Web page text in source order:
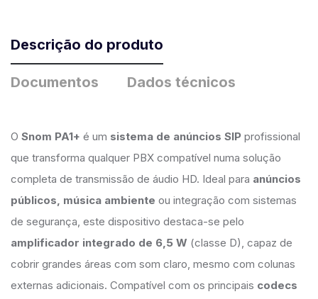
Descrição do produto
Documentos Dados técnicos
O Snom PA1+ é um sistema de anúncios SIP profissional
que transforma qualquer PBX compatível numa solução
completa de transmissão de áudio HD. Ideal para anúncios
públicos, música ambiente ou integração com sistemas
de segurança, este dispositivo destaca-se pelo
amplificador integrado de 6,5 W (classe D), capaz de
cobrir grandes áreas com som claro, mesmo com colunas
externas adicionais. Compatível com os principais codecs